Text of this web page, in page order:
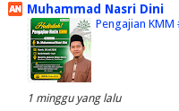
Muhammad Nasri Dini
Pengajian
1 minggu yang lalu